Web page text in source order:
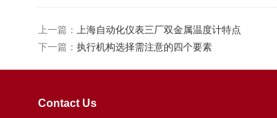
上一篇：
上海自动化仪表三厂双金属温度计特点
下一篇： 执行机构选择需注意的四个要素
Contact Us